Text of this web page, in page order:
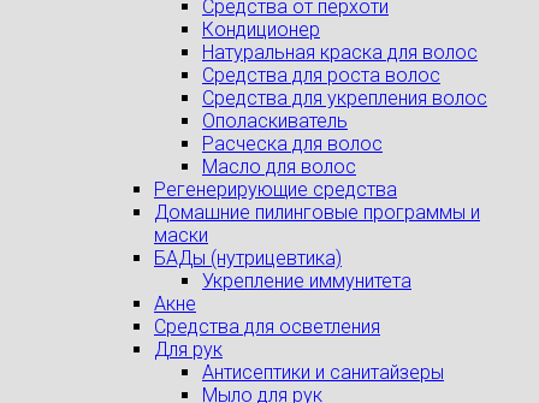
Средства от перхоти
Кондиционер
Натуральная краска для волос
Средства для роста волос
Средства для укрепления волос
Ополаскиватель
Расческа для волос
Масло для волос
Регенерирующие средства
Домашние пилинговые программы и
маски
БАДы (нутрицевтика)
Укрепление иммунитета
Акне
Средства для осветления
Для рук
Антисептики и санитайзеры
Мыло для рук